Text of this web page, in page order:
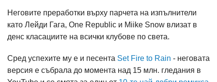
Неговите преработки върху парчета на изпълнители
като Лейди Гага, One Republic и Miike Snow влизат в
денс класациите на всички клубове по света.
Сред успехите му е и песента Set Fire to Rain - неговата
версия е събрала до момента над 15 млн. гледания в